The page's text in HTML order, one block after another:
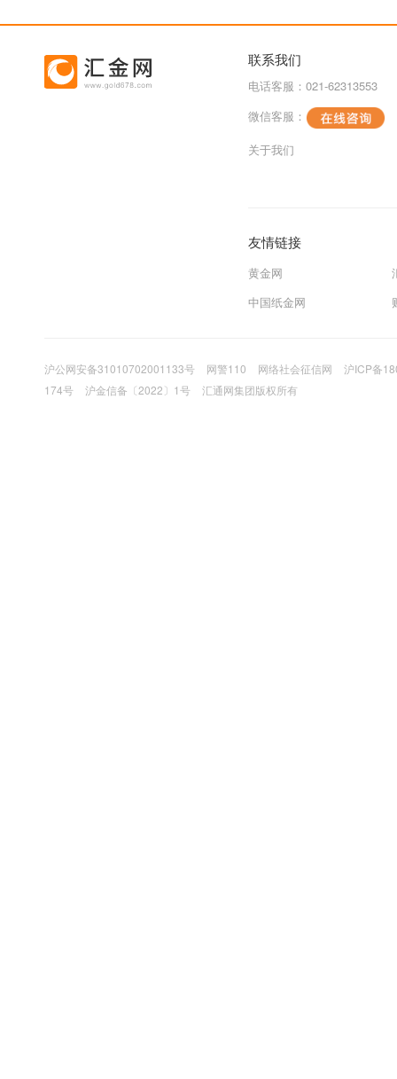
联系我们
电话客服：021-62313553
微信客服：
关于我们
友情链接
黄金网
中国纸金网
沪公网安备31010702001133号 网警110 网络社会征信网
沪ICP备
174号
沪金信备〔2022〕1号 汇通网集团版权所有